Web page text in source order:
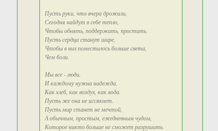
Пусть руки, что вчера дрожали,
Сегодня найдут в себе тепло,
Чтобы обнять, поддержать, простить.
Пусть сердца станут шире,
Чтобы в них поместилось больше света,
Чем боли.
Мы все - люди.
И каждому нужна надежда,
Как хлеб, как воздух, как вода.
Пусть же она не иссякнет.
Пусть мир станет не мечтой,
А обычным, простым, ежедневным чудом,
Которое никто больше не сможет разрушить.